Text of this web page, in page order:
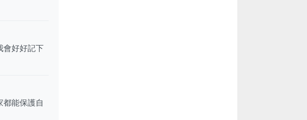
會好好記下
都能保護自